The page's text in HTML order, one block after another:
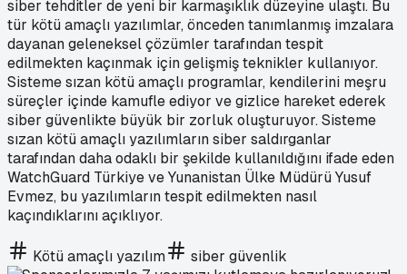
siber tehditler de yeni bir karmaşıklık düzeyine ulaştı. Bu
tür kötü amaçlı yazılımlar, önceden tanımlanmış imzalara
dayanan geleneksel çözümler tarafından tespit
edilmekten kaçınmak için gelişmiş teknikler kullanıyor.
Sisteme sızan kötü amaçlı programlar, kendilerini meşru
süreçler içinde kamufle ediyor ve gizlice hareket ederek
siber güvenlikte büyük bir zorluk oluşturuyor. Sisteme
sızan kötü amaçlı yazılımların siber saldırganlar
tarafından daha odaklı bir şekilde kullanıldığını ifade eden
WatchGuard Türkiye ve Yunanistan Ülke Müdürü Yusuf
Evmez, bu yazılımların tespit edilmekten nasıl
kaçındıklarını açıklıyor.
Kötü amaçlı yazılım siber güvenlik